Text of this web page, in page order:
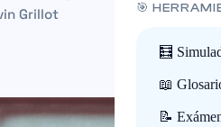
🎯
🧮
📖
📝
Grillot